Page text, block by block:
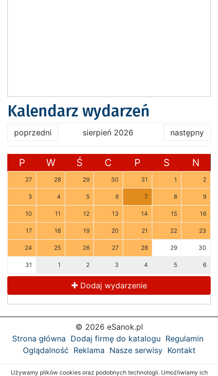
Kalendarz wydarzeń
poprzedni sierpień 2026 następny
P W Ś C P S N
27 28 29 30 31 1 2
3 4 5 6 7 8 9
10 11 12 13 14 15 16
17 18 19 20 21 22 23
24 25 26 27 28 29 30
31 1 2 3 4 5 6
Dodaj wydarzenie
© 2026 eSanok.pl
Strona główna Dodaj firmę do katalogu Regulamin
Oglądalność Reklama Nasze serwisy Kontakt
Używamy plików cookies oraz podobnych technologii. Umożliwiamy ich